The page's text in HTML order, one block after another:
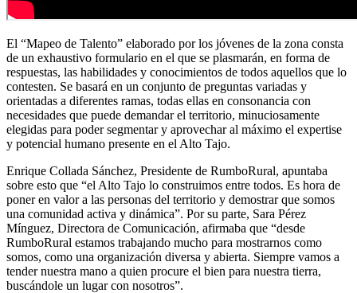
El “Mapeo de Talento” elaborado por los jóvenes de la zona consta
de un exhaustivo formulario en el que se plasmarán, en forma de
respuestas, las habilidades y conocimientos de todos aquellos que lo
contesten. Se basará en un conjunto de preguntas variadas y
orientadas a diferentes ramas, todas ellas en consonancia con
necesidades que puede demandar el territorio, minuciosamente
elegidas para poder segmentar y aprovechar al máximo el expertise
y potencial humano presente en el Alto Tajo.
Enrique Collada Sánchez, Presidente de RumboRural, apuntaba
sobre esto que “el Alto Tajo lo construimos entre todos. Es hora de
poner en valor a las personas del territorio y demostrar que somos
una comunidad activa y dinámica”. Por su parte, Sara Pérez
Mínguez, Directora de Comunicación, afirmaba que “desde
RumboRural estamos trabajando mucho para mostrarnos como
somos, como una organización diversa y abierta. Siempre vamos a
tender nuestra mano a quien procure el bien para nuestra tierra,
buscándole un lugar con nosotros”.